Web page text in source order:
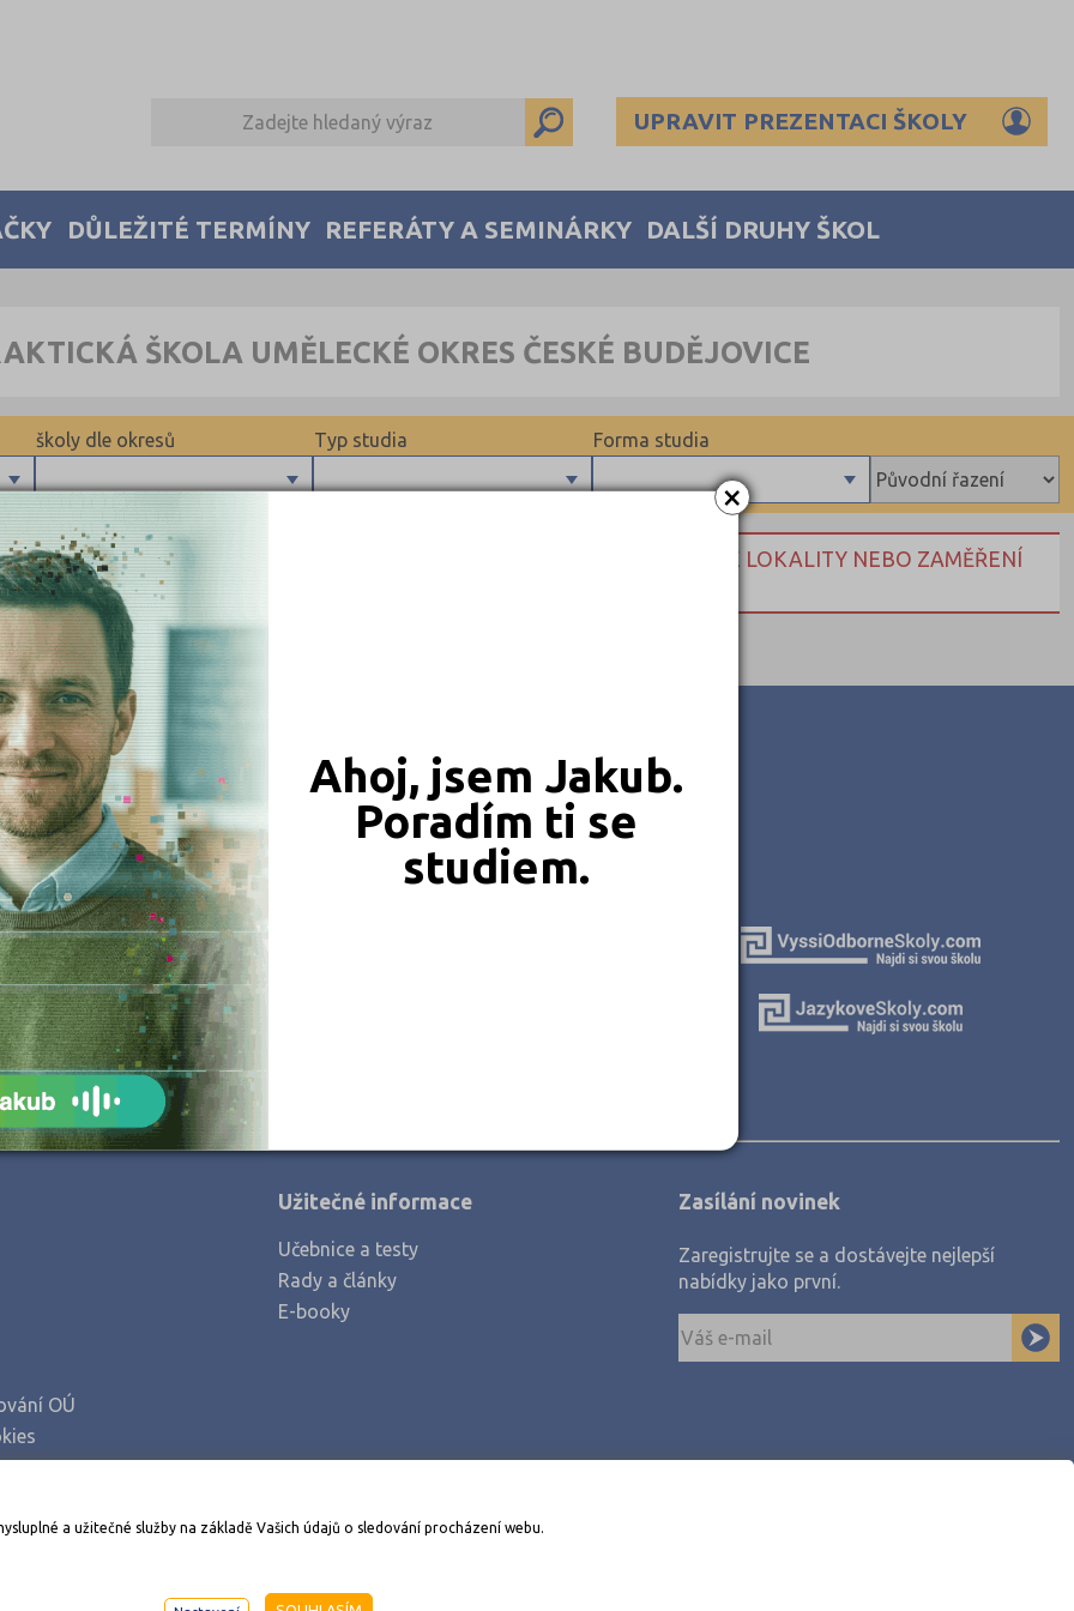
×
Ahoj, jsem Jakub.
Poradím ti se
studiem.
UPRAVIT PREZENTACI ŠKOLY
DŮLEŽITÉ TERMÍNY REFERÁTY A SEMINÁRKY DALŠÍ DRUHY ŠKOL
ŠKOLA UMĚLECKÉ OKRES ČESKÉ BUDĚJOVICE
Forma studia
Typ studia
školy dle okresů
ZÁZNAMY, PŘEFORMULUJTE PROSÍM VÁŠ DOTAZ NEBO HLEDEJTE DLE LOKALITY NEBO ZAMĚŘENÍ
JSME TAM, KDE JSTE VY
Naše projekty
OÚ
Stáhněte si aplikaci Adresář škol
Užitečné informace
Učebnice a testy
Rady a články
E-booky
Zasílání novinek
Zaregistrujte se a dostávejte nejlepší
nabídky jako první.
AMOS KamPoMaturite.cz, s.r.o., stránky vytvořilo
a užitečné služby na základě Vašich údajů o sledování procházení webu.